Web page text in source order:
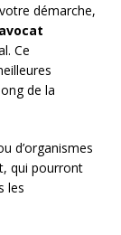
démarche,
avocat
Ce
de la
d’organismes
qui pourront
les